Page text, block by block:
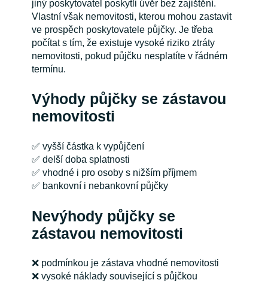
jiný poskytovatel poskytli úvěr bez zajištění.
Vlastní však nemovitosti, kterou mohou zastavit
ve prospěch poskytovatele půjčky. Je třeba
počítat s tím, že existuje vysoké riziko ztráty
nemovitosti, pokud půjčku nesplatíte v řádném
termínu.
Výhody půjčky se zástavou
nemovitosti
✅ vyšší částka k vypůjčení
✅ delší doba splatnosti
✅ vhodné i pro osoby s nižším příjmem
✅ bankovní i nebankovní půjčky
Nevýhody půjčky se
zástavou nemovitosti
❌ podmínkou je zástava vhodné nemovitosti
❌ vysoké náklady související s půjčkou